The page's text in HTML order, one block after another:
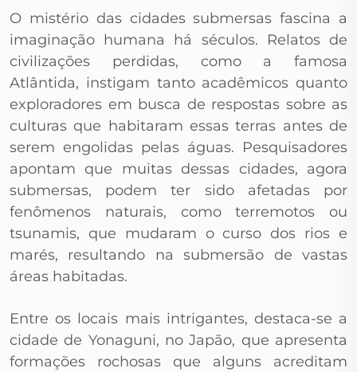
O mistério das cidades submersas fascina a
imaginação humana há séculos. Relatos de
civilizações perdidas, como a famosa
Atlântida, instigam tanto acadêmicos quanto
exploradores em busca de respostas sobre as
culturas que habitaram essas terras antes de
serem engolidas pelas águas. Pesquisadores
apontam que muitas dessas cidades, agora
submersas, podem ter sido afetadas por
fenômenos naturais, como terremotos ou
tsunamis, que mudaram o curso dos rios e
marés, resultando na submersão de vastas
áreas habitadas.
Entre os locais mais intrigantes, destaca-se a
cidade de Yonaguni, no Japão, que apresenta
formações rochosas que alguns acreditam